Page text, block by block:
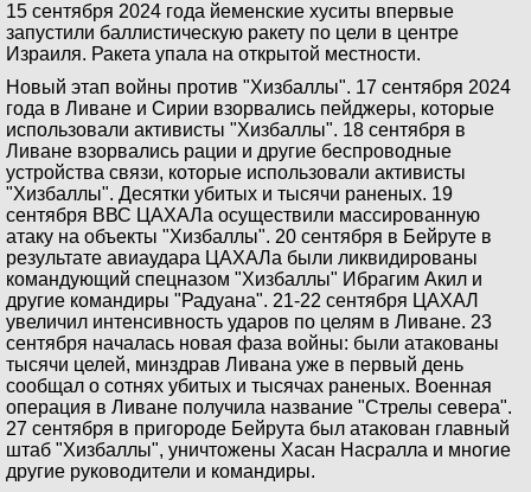
15 сентября 2024 года йеменские хуситы впервые
запустили баллистическую ракету по цели в центре
Израиля. Ракета упала на открытой местности.
Новый этап войны против "Хизбаллы". 17 сентября 2024
года в Ливане и Сирии взорвались пейджеры, которые
использовали активисты "Хизбаллы". 18 сентября в
Ливане взорвались рации и другие беспроводные
устройства связи, которые использовали активисты
"Хизбаллы". Десятки убитых и тысячи раненых. 19
сентября ВВС ЦАХАЛа осуществили массированную
атаку на объекты "Хизбаллы". 20 сентября в Бейруте в
результате авиаудара ЦАХАЛа были ликвидированы
командующий спецназом "Хизбаллы" Ибрагим Акил и
другие командиры "Радуана". 21-22 сентября ЦАХАЛ
увеличил интенсивность ударов по целям в Ливане. 23
сентября началась новая фаза войны: были атакованы
тысячи целей, минздрав Ливана уже в первый день
сообщал о сотнях убитых и тысячах раненых. Военная
операция в Ливане получила название "Стрелы севера".
27 сентября в пригороде Бейрута был атакован главный
штаб "Хизбаллы", уничтожены Хасан Насралла и многие
другие руководители и командиры.